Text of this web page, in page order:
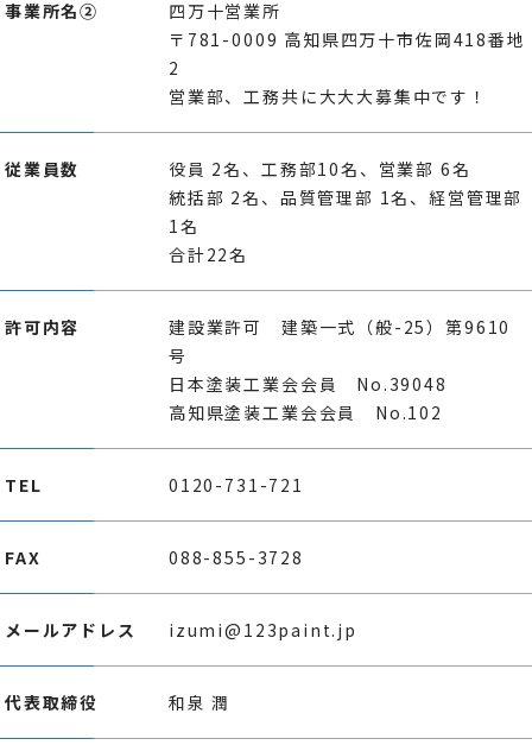
事業所名②
四万十営業所
〒781-0009 高知県四万十市佐岡418番地
2
営業部、工務共に大大大募集中です！
従業員数
役員 2名、工務部10名、営業部 6名
統括部 2名、品質管理部 1名、経営管理部
1名
合計22名
許可内容
建設業許可 建築一式（般-25）第9610
号
日本塗装工業会会員 No.39048
高知県塗装工業会会員 No.102
TEL 0120-731-721
FAX 088-855-3728
メールアドレス izumi@123paint.jp
代表取締役 和泉 潤